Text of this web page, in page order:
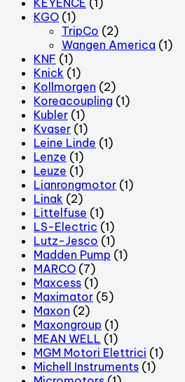
KGO (1)
TripCo (2)
Wangen America (1)
KNF (1)
Knick (1)
Kollmorgen (2)
Koreacoupling (1)
Kubler (1)
Kvaser (1)
Leine Linde (1)
Lenze (1)
Leuze (1)
Lianrongmotor (1)
Linak (2)
Littelfuse (1)
LS-Electric (1)
Lutz-Jesco (1)
Madden Pump (1)
MARCO (7)
Maxcess (1)
Maximator (5)
Maxon (2)
Maxongroup (1)
MEAN WELL (1)
MGM Motori Elettrici (1)
Michell Instruments (1)